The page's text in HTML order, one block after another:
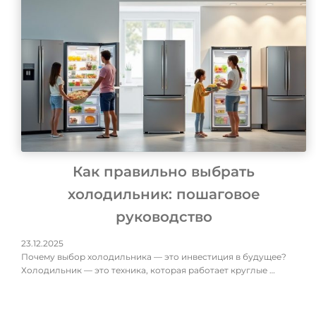
Как правильно выбрать
холодильник: пошаговое
руководство
23.12.2025
Почему выбор холодильника — это инвестиция в будущее?
Холодильник — это техника, которая работает круглые …